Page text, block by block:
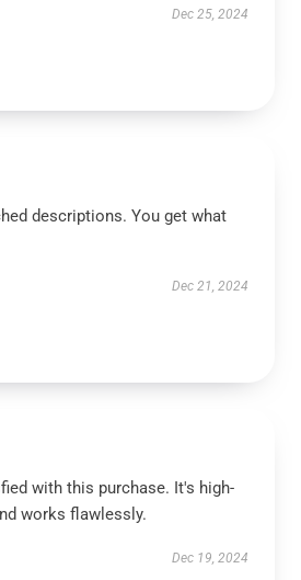
Dec 25, 2024
descriptions. You get what
Dec 21, 2024
with this purchase. It's high-
works flawlessly.
Dec 19, 2024